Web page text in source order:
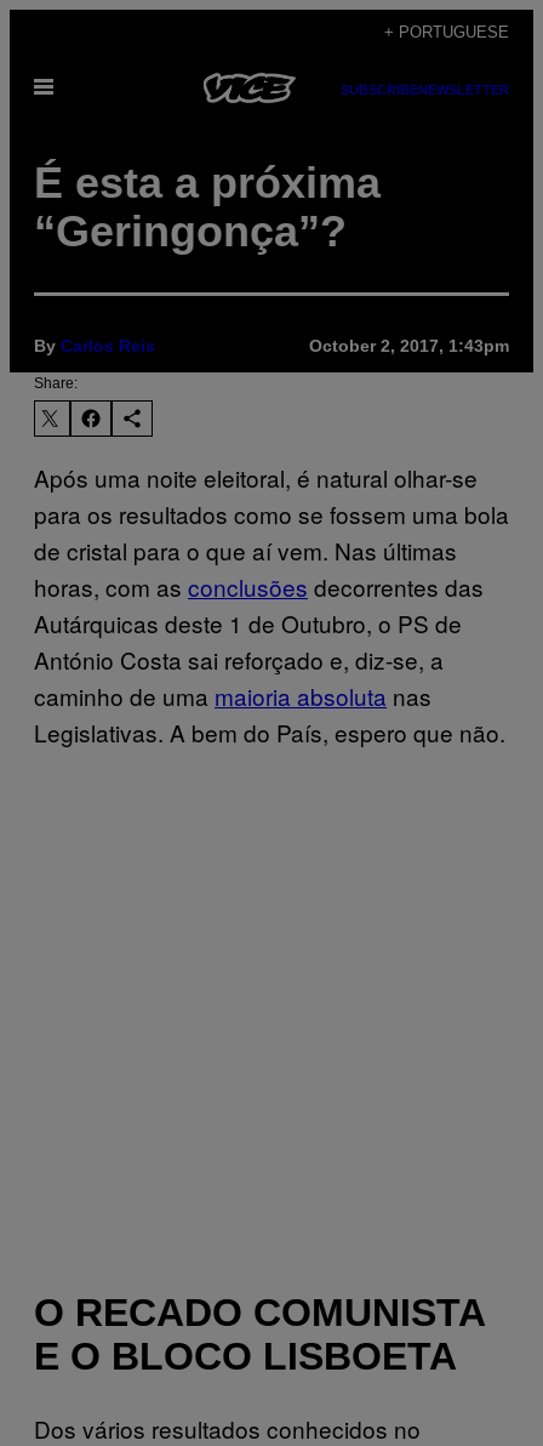
content
+ PORTUGUESE
Open
SUBSCRIBENEWSLETTER
É esta a próxima
“Geringonça”?
By Carlos Reis October 2, 2017, 1:43pm
Share:
Após uma noite eleitoral, é natural olhar-se
para os resultados como se fossem uma bola
de cristal para o que aí vem. Nas últimas
horas, com as conclusões decorrentes das
Autárquicas deste 1 de Outubro, o PS de
António Costa sai reforçado e, diz-se, a
caminho de uma maioria absoluta nas
Legislativas. A bem do País, espero que não.
O RECADO COMUNISTA
E O BLOCO LISBOETA
Dos vários resultados conhecidos no